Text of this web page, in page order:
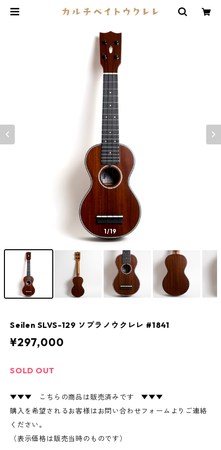
1/19
Seilen SLVS-129 ソプラノウクレレ #1841
¥297,000
SOLD OUT
▼▼▼ こちらの商品は販売済みです ▼▼▼
購入を希望されるお客様はお問い合わせフォームよりご連絡
ください。
（表示価格は販売当時のものです）